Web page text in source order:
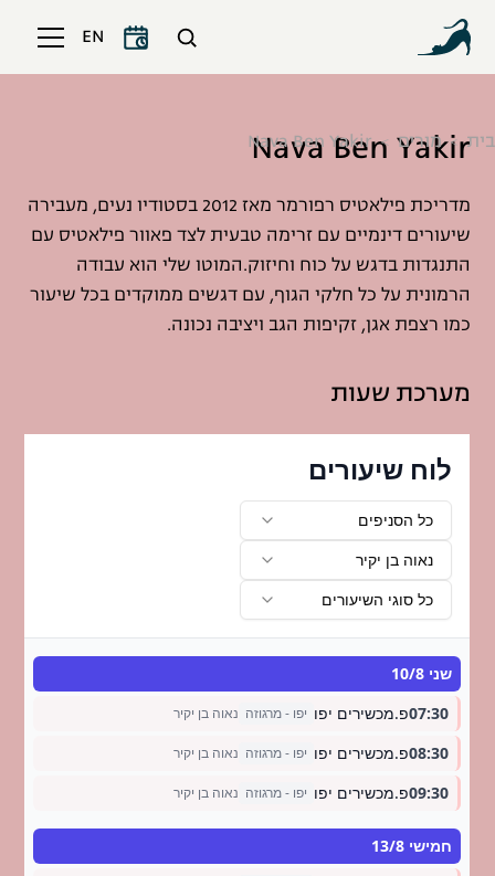
EN
בית מורים Nava Ben Yakir
Nava Ben Yakir
מדריכת פילאטיס רפורמר מאז 2012 בסטודיו נעים, מעבירה
שיעורים דינמיים עם זרימה טבעית לצד פאוור פילאטיס עם
התנגדות בדגש על כוח וחיזוק.המוטו שלי הוא עבודה
הרמונית על כל חלקי הגוף, עם דגשים ממוקדים בכל שיעור
כמו רצפת אגן, זקיפות הגב ויציבה נכונה.
מערכת שעות